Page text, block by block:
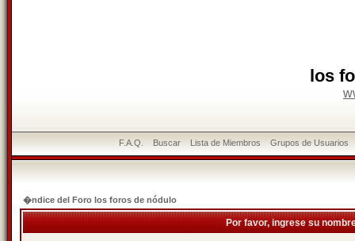
los
F.A.Q. Buscar Lista de Miembros Grupos de Usuarios
�ndice del Foro los foros de nódulo
Por favor, ingrese su